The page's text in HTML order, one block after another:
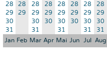
Jan Feb Mar Apr Mai Jun Jul Aug
28
28 28 28 28 28 28 28
29
29 29 29 29 29 29 29
30
30 30 30 30 30 30
31
31 31 31 31